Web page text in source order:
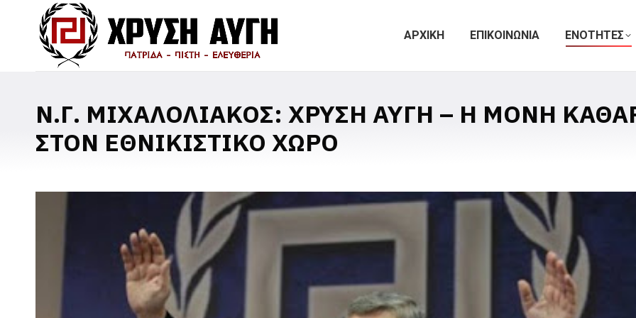
ΑΡΧΙΚΗ ΕΠΙΚΟΙΝΩΝΙΑ ΕΝΟΤΗΤΕΣ
Ν.Γ. ΜΙΧΑΛΟΛΙΑΚΟΣ: ΧΡΥΣΗ ΑΥΓΗ – Η ΜΟΝΗ
ΣΤΟΝ ΕΘΝΙΚΙΣΤΙΚΟ ΧΩΡΟ